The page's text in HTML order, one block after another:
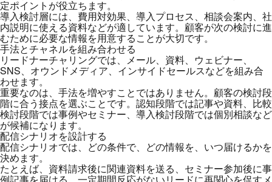
定ポイントが役立ちます。
導入検討層には、費用対効果、導入プロセス、相談会案内、社
内説明に使える資料などが適しています。顧客が次の検討に進
むために必要な情報を用意することが大切です。
手法とチャネルを組み合わせる
リードナーチャリングでは、メール、資料、ウェビナー、
SNS、オウンドメディア、インサイドセールスなどを組み合
わせます。
重要なのは、手法を増やすことではありません。顧客の検討段
階に合う接点を選ぶことです。認知段階では記事や資料、比較
検討段階では事例やセミナー、導入検討段階では個別相談など
が候補になります。
配信シナリオを設計する
配信シナリオでは、どの条件で、どの情報を、いつ届けるかを
決めます。
たとえば、資料請求後に関連資料を送る、セミナー参加後に事